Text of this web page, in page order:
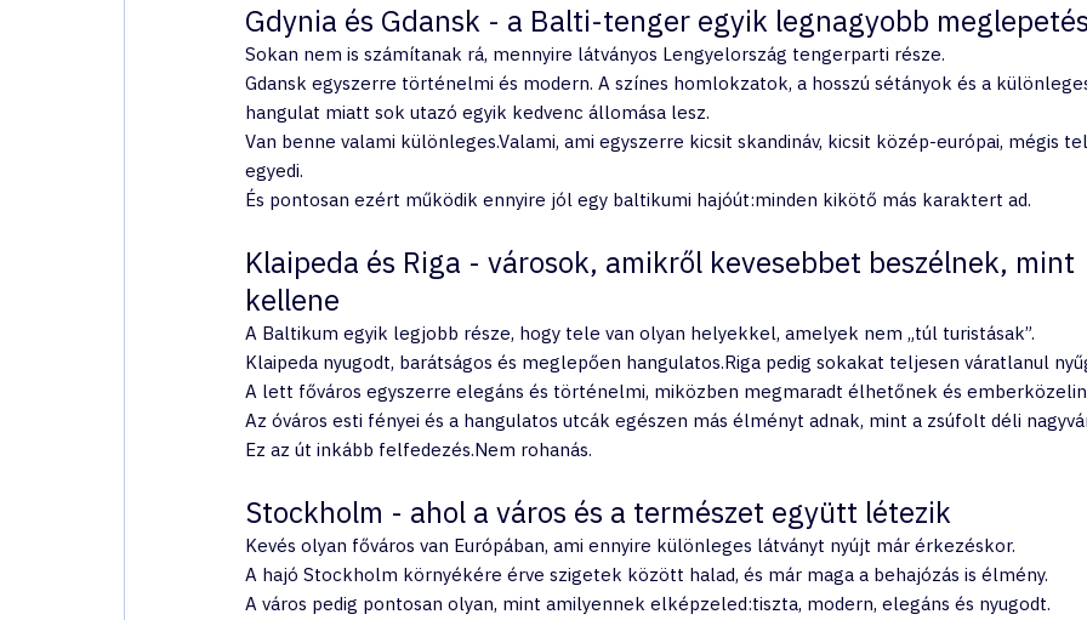
Gdynia és Gdansk - a Balti-tenger egyik legnagyobb
Sokan nem is számítanak rá, mennyire látványos Lengyelország tengerparti része.
Gdansk egyszerre történelmi és modern. A színes homlokzatok, a hosszú sétányok és a
hangulat miatt sok utazó egyik kedvenc állomása lesz.
Van benne valami különleges.Valami, ami egyszerre kicsit skandináv, kicsit közép-európai, mégis
egyedi.
És pontosan ezért működik ennyire jól egy baltikumi hajóút:minden kikötő más karaktert ad.
Klaipeda és Riga - városok, amikről kevesebbet beszélnek, mint
kellene
A Baltikum egyik legjobb része, hogy tele van olyan helyekkel, amelyek nem „túl turistásak”.
Klaipeda nyugodt, barátságos és meglepően hangulatos.Riga pedig sokakat teljesen váratlanul
A lett főváros egyszerre elegáns és történelmi, miközben megmaradt élhetőnek és
Az óváros esti fényei és a hangulatos utcák egészen más élményt adnak, mint a zsúfolt déli
Ez az út inkább felfedezés.Nem rohanás.
Stockholm - ahol a város és a természet együtt létezik
Kevés olyan főváros van Európában, ami ennyire különleges látványt nyújt már érkezéskor.
A hajó Stockholm környékére érve szigetek között halad, és már maga a behajózás is élmény.
A város pedig pontosan olyan, mint amilyennek elképzeled:tiszta, modern, elegáns és nyugodt.